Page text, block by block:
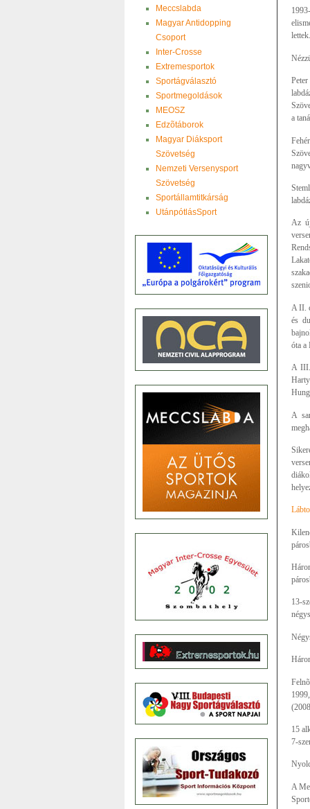
Meccslabda
Magyar Antidopping
Csoport
Inter-Crosse
Extremesportok
Sportágválasztó
Sportmegoldások
MEOSZ
Edzõtáborok
Magyar Diáksport
Szövetség
Nemzeti Versenysport
Szövetség
Sportállamtitkárság
UtánpótlásSport
a
Az
A II.
és
óta a
A III.
A
13-
15
7-
A